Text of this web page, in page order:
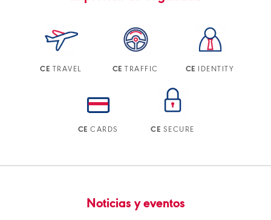
CE TRAVEL CE TRAFFIC CE IDENTITY
CE CARDS CE SECURE
Noticias y eventos